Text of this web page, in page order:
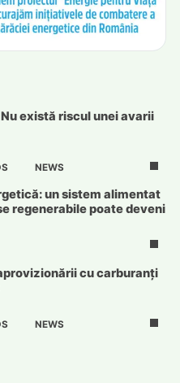
există riscul unei avarii
NEWS
un sistem alimentat
regenerabile poate deveni
cu carburanți
NEWS